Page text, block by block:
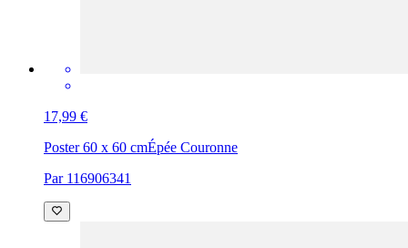
17,99 €
Poster 60 x 60 cmÉpée Couronne
Par 116906341